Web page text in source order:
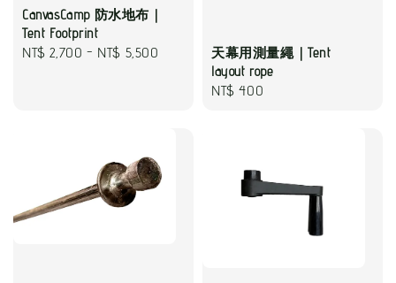
CanvasCamp 防水地布｜
Tent Footprint
Regular
NT$ 2,700 - NT$ 5,500
天幕用測量繩｜Tent
layout rope
Regular
NT$ 400